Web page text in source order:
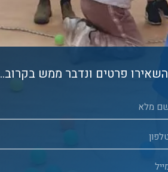
השאירו פרטים ונדבר ממש בקרוב..